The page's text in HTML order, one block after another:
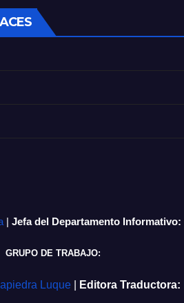
| Jefa del Departamento Informativo:
GRUPO DE TRABAJO:
Luque Editora Traductora: